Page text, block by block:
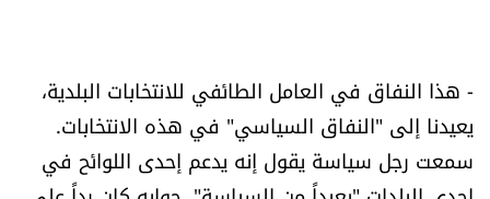
للتاريخ
فيديو
- هذا النفاق في العامل الطائفي للانتخابات البلدية،
يعيدنا إلى "النفاق السياسي" في هذه الانتخابات.
سمعت رجل سياسة يقول إنه يدعم إحدى اللوائح في